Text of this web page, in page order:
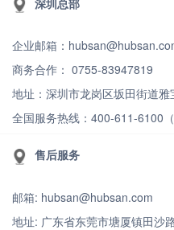
企业邮箱：
商务合作： 0755-83947819
地址：深圳市龙岗区坂田街道
全国服务热线：400-611-6100
售后服务
邮箱: hubsan@hubsan.com
地址: 广东省东莞市塘厦镇田沙